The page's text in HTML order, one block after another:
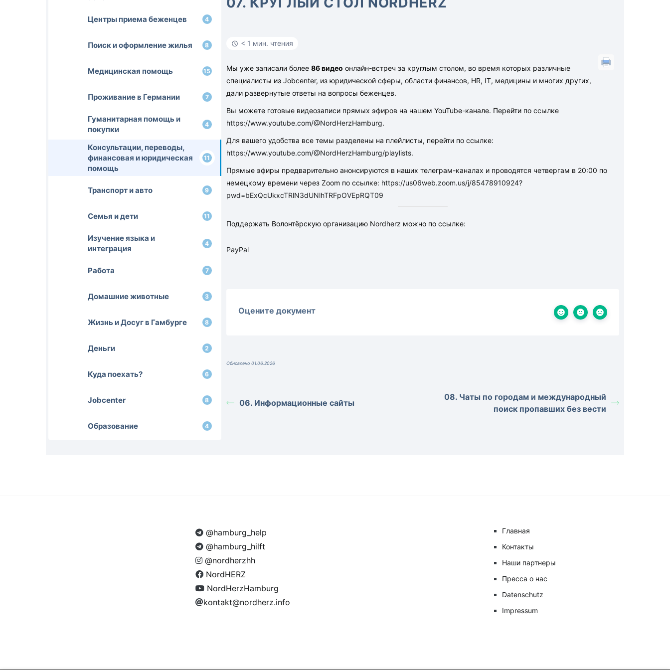
Центры приема беженцев 4
Поиск и оформление жилья 8
Медицинская помощь 15
Проживание в Германии 7
Гуманитарная помощь и
покупки
4
Консультации, переводы,
финансовая и юридическая
помощь
11
Транспорт и авто 9
Семья и дети 11
Изучение языка и
интеграция
4
Работа 7
Домашние животные 3
Жизнь и Досуг в Гамбурге 8
Деньги 2
Куда поехать? 6
Jobcenter 8
Образование 4
< 1 мин. чтения
Мы уже записали более 86 видео онлайн-встреч за круглым столом, во время которых различные
специалисты из Jobcenter, из юридической сферы, области финансов, HR, IT, медицины и многих других,
дали развернутые ответы на вопросы беженцев.
Вы можете готовые видеозаписи прямых эфиров на нашем YouTube-канале. Перейти по ссылке
https://www.youtube.com/@NordHerzHamburg.
Для вашего удобства все темы разделены на плейлисты, перейти по ссылке:
https://www.youtube.com/@NordHerzHamburg/playlists.
Прямые эфиры предварительно анонсируются в наших телеграм-каналах и проводятся четвергам в 20:00 по
немецкому времени через Zoom по ссылке: https://us06web.zoom.us/j/85478910924?
pwd=bExQcUkxcTRlN3dUNlhTRFpOVEpRQT09
Поддержать Волонтёрскую организацию Nordherz можно по ссылке:
PayPal
Оцените документ
Обновлено 01.06.2026
06. Информационные сайты
08. Чаты по городам и международный
поиск пропавших без вести
@hamburg_help
@hamburg_hilft
@nordherzhh
NordHERZ
NordHerzHamburg
kontakt@nordherz.info
Главная
Контакты
Наши партнеры
Пресса о нас
Datenschutz
Impressum